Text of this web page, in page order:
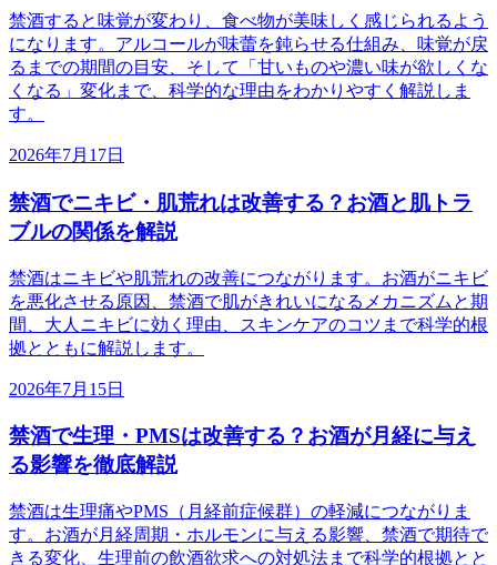
禁酒すると味覚が変わり、食べ物が美味しく感じられるよう
になります。アルコールが味蕾を鈍らせる仕組み、味覚が戻
るまでの期間の目安、そして「甘いものや濃い味が欲しくな
くなる」変化まで、科学的な理由をわかりやすく解説しま
す。
2026年7月17日
禁酒でニキビ・肌荒れは改善する？お酒と肌トラ
ブルの関係を解説
禁酒はニキビや肌荒れの改善につながります。お酒がニキビ
を悪化させる原因、禁酒で肌がきれいになるメカニズムと期
間、大人ニキビに効く理由、スキンケアのコツまで科学的根
拠とともに解説します。
2026年7月15日
禁酒で生理・PMSは改善する？お酒が月経に与え
る影響を徹底解説
禁酒は生理痛やPMS（月経前症候群）の軽減につながりま
す。お酒が月経周期・ホルモンに与える影響、禁酒で期待で
きる変化、生理前の飲酒欲求への対処法まで科学的根拠とと